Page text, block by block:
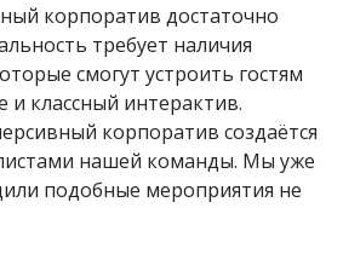
корпоратив достаточно
требует наличия
смогут устроить гостям
и классный интерактив.
корпоратив создаётся
нашей команды. Мы уже
подобные мероприятия не